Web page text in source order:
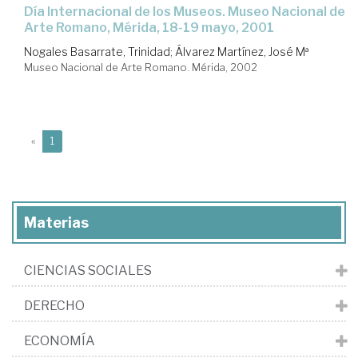
Día Internacional de los Museos. Museo Nacional de
Arte Romano, Mérida, 18-19 mayo, 2001
Nogales Basarrate, Trinidad; Álvarez Martínez, José Mª
Museo Nacional de Arte Romano. Mérida, 2002
« 1
Materias
CIENCIAS SOCIALES
DERECHO
ECONOMÍA